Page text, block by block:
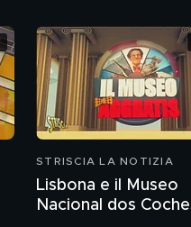
STRISCIA LA NOTIZIA
Lisbona e il Museo
Nacional dos